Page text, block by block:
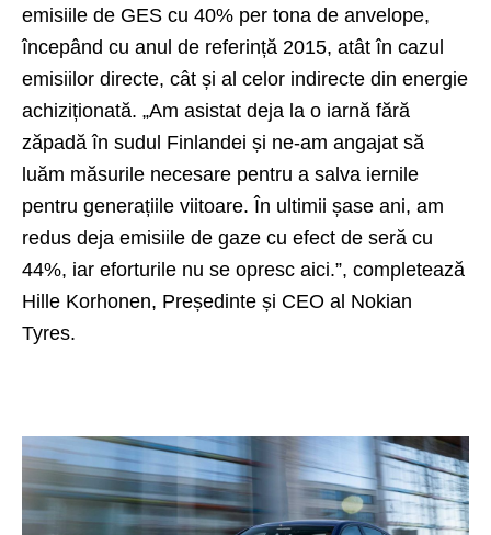
emisiile de GES cu 40% per tona de anvelope,
începând cu anul de referință 2015, atât în cazul
emisiilor directe, cât și al celor indirecte din energie
achiziționată. „Am asistat deja la o iarnă fără
zăpadă în sudul Finlandei și ne-am angajat să
luăm măsurile necesare pentru a salva iernile
pentru generațiile viitoare. În ultimii șase ani, am
redus deja emisiile de gaze cu efect de seră cu
44%, iar eforturile nu se opresc aici.”, completează
Hille Korhonen, Președinte și CEO al Nokian
Tyres.